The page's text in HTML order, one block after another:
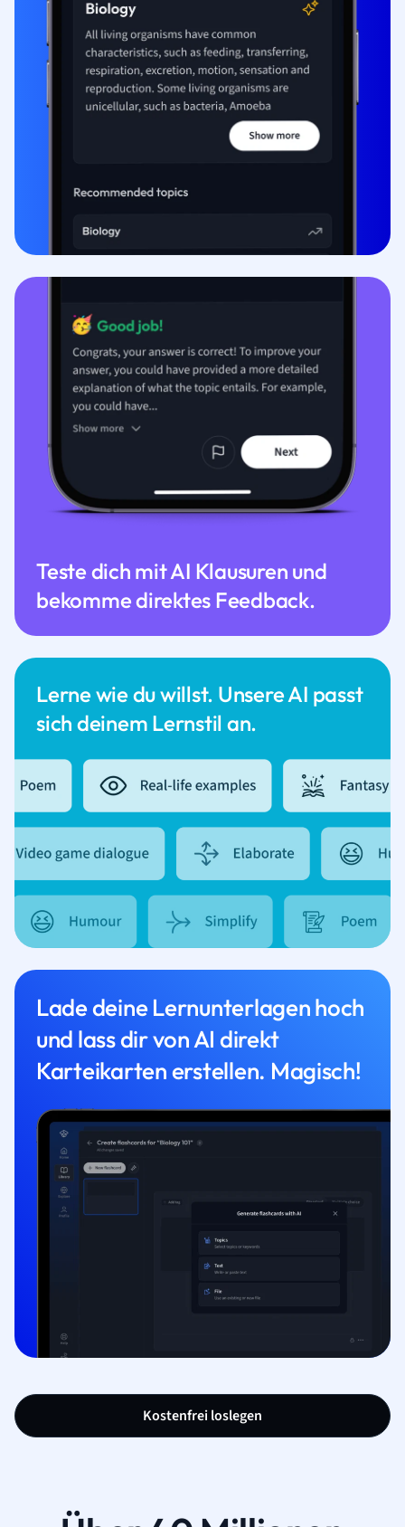
Lerne wie du willst. Unsere AI passt
sich deinem Lernstil an.
Teste dich mit AI Klausuren und
bekomme direktes Feedback.
Lade deine Lernunterlagen hoch
und lass dir von AI direkt
Karteikarten erstellen. Magisch!
Kostenfrei loslegen